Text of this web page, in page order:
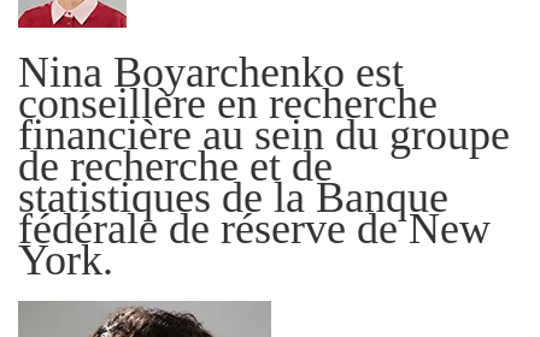
Nina Boyarchenko est
conseillère en recherche
financière au sein du groupe
de recherche et de
statistiques de la Banque
fédérale de réserve de New
York.